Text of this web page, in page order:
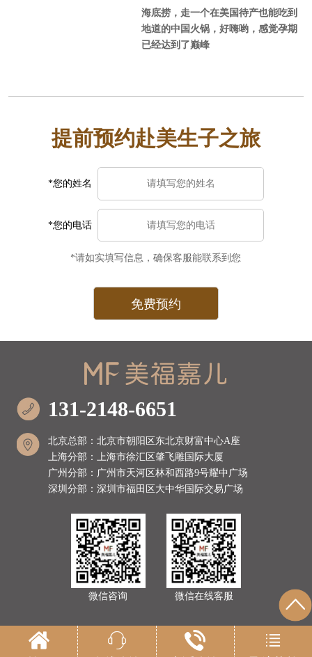
月子中心。一般对美国不太熟悉，或
者只是游玩过，同行的人也都不会外
语或者没有国外生活经历，建议订月
巅峰
海底捞，走一个在美国待产也能吃到
地道的中国火锅，好嗨哟，感觉孕期
已经达到了巅峰
提前预约赴美生子之旅
*您的姓名
*您的电话
*请如实填写信息，确保客服能联系到您
131-2148-6651
北京总部：北京市朝阳区东北京财富中心A座
上海分部：上海市徐汇区肇飞雕国际大厦
广州分部：广州市天河区林和西路9号耀中广场
深圳分部：深圳市福田区大中华国际交易广场
微信咨询 微信在线客服